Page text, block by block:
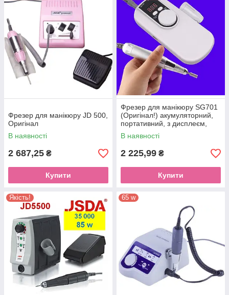
Фрезер для манікюру JD 500,
Оригінал
В наявності
2 687,25 ₴
Купити
Фрезер для манікюру SG701
(Оригінал!) акумуляторний,
портативний, з дисплеєм,
36w, 35000 Актуально при
відключенні світла!
В наявності
2 225,99 ₴
Купити
Якість! 65 w